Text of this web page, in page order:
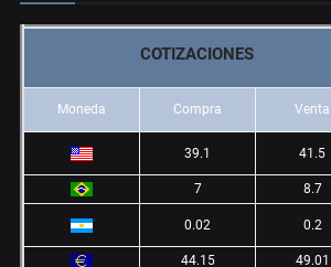
COTIZACIONES
Moneda Compra Venta
39.1 41.5
7 8.7
0.02 0.2
44.15
49.01